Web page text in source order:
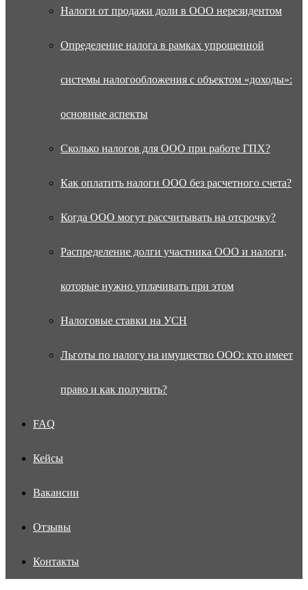
Налоги от продажи доли в ООО нерезидентом
Определение налога в рамках упрощенной
системы налогообложения с объектом «доходы»:
основные аспекты
Сколько налогов для ООО при работе ГПХ?
Как оплатить налоги ООО без расчетного счета?
Когда ООО могут рассчитывать на отсрочку?
Распределение долги участника ООО и налоги,
которые нужно уплачивать при этом
Налоговые ставки на УСН
Льготы по налогу на имущество ООО: кто имеет
право и как получить?
FAQ
Кейсы
Вакансии
Отзывы
Контакты